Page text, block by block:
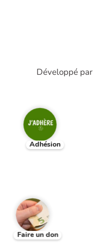
Développé par
Adhésion
Faire un don